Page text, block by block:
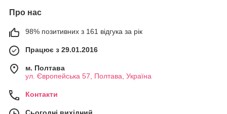
Про нас
98% позитивних з 161 відгука за рік
Працює з 29.01.2016
м. Полтава
ул. Європейська 57, Полтава, Україна
Контакти